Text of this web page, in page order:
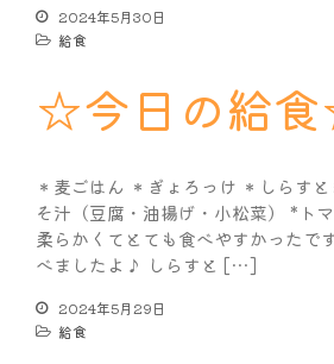
2024年5月30日
給食
☆今日の給
＊麦ごはん ＊ぎょろっけ ＊しらす
そ汁（豆腐・油揚げ・小松菜） *トマ
柔らかくてとても食べやすかったで
べましたよ♪ しらすと […]
2024年5月29日
給食